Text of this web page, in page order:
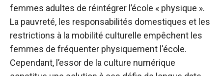
femmes adultes de réintégrer l’école « physique ».
La pauvreté, les responsabilités domestiques et les
restrictions à la mobilité culturelle empêchent les
femmes de fréquenter physiquement l'école.
Cependant, l’essor de la culture numérique